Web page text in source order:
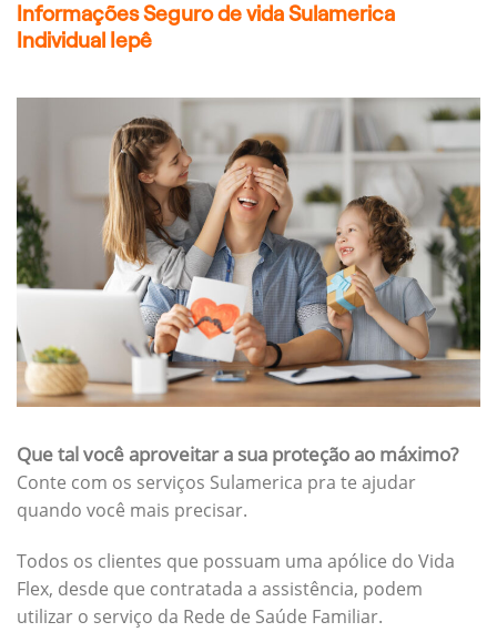
Informações Seguro de vida Sulamerica
Individual Iepê
Que tal você aproveitar a sua proteção ao máximo?
Conte com os serviços Sulamerica pra te ajudar
quando você mais precisar.
Todos os clientes que possuam uma apólice do Vida
Flex, desde que contratada a assistência, podem
utilizar o serviço da Rede de Saúde Familiar.